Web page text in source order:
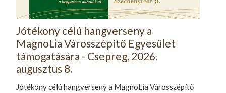
Jótékony célú hangverseny a
MagnoLia Városszépítő Egyesület
támogatására - Csepreg, 2026.
augusztus 8.
Jótékony célú hangverseny a MagnoLia Városszépítő